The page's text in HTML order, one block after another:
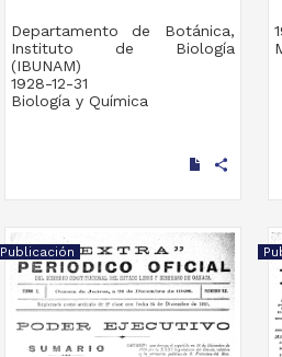
Departamento de Botánica,
Instituto de Biología
(IBUNAM)
1928-12-31
Biología y Química
share
Publicación